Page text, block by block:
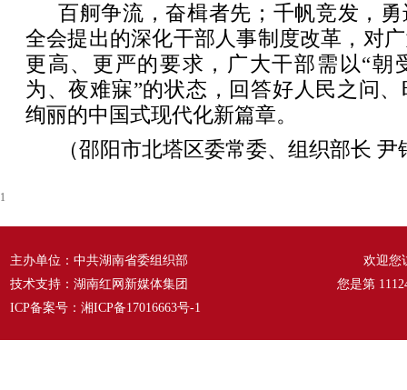
百舸争流，奋楫者先；千帆竞发，
全会提出的深化干部人事制度改革，对
更高、更严的要求，广大干部需以“朝
为、夜难寐”的状态，回答好人民之问
绚丽的中国式现代化新篇章。
（邵阳市北塔区委常委、组织部长 尹
1
主办单位：中共湖南省委组织部
技术支持：湖南红网新媒体集团
ICP备案号： 湘ICP备17016663号-1
欢迎您
您是第